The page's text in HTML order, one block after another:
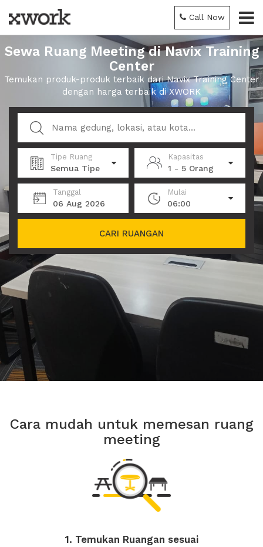
Call Now
Sewa Ruang Meeting di Navix Training
Center
Temukan produk-produk terbaik dari Navix Training Center
dengan harga terbaik di XWORK
Tipe Ruang
Semua Tipe
Kapasitas
1 - 5 Orang
Tanggal
06 Aug 2026
Mulai
06:00
CARI RUANGAN
Cara mudah untuk memesan ruang
meeting
1. Temukan Ruangan sesuai